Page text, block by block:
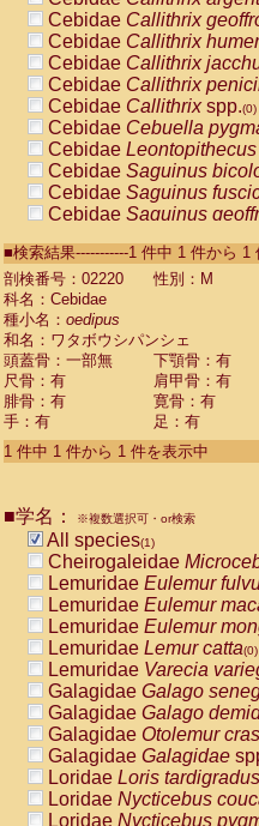
Cebidae Callithrix
Cebidae Callithrix
Cebidae Callithrix
Cebidae Callithrix
Cebidae Callithrixspp.(0)
Cebidae Cebuella
Cebidae
Cebidae Saguinus
Cebidae Saguinus
Cebidae Saguinus
CebidaeSaguinus
Cebidae Saguinus
Cebidae
Cebidae
CebidaeSaguinus
Cebidae Saguinus
Cebidae Saguinus
Cebidae Saguinusspp.
Cebidae Aotus trivirgatus
Cebidae Cebus albifrons
CebidaeCebus
CebidaeCebus
CebidaeSaimiri
CebidaeSaimiri
AtelidaeAlouatta caraya
AtelidaeAlouatta fusca(0)
AtelidaeAlouatta
AtelidaeAlouattaspp.(0)
AtelidaeAteles
AtelidaeAteles geoffroyi
AtelidaeAteles paniscus
AtelidaeAtelesspp.(0)
Atelidae Lagothrix
AtelidaeLagothrix
PitheciidaeCacajao
■検索結果-----------1 件中 1 件から 1
剖検番号：02220
性別：M
科名：Cebidae
種小名： oedipus
和名：ワタボウシパンシェ
頭蓋骨：一部無
下顎骨：有
尺骨：有
肩甲骨：有
腓骨：有
寛骨：有
手：有
足：有
1 件中 1 件から 1 件を表示中
■学名： ※複数選択可・or検索
All species(1)
Cheirogaleidae
Lemuridae Eulemur
Lemuridae Eulemur
Lemuridae Eulemur
Lemuridae Lemur catta(0)
Lemuridae Varecia
Galagidae Galago
Galagidae Galago
Galagidae Otolemur
Galagidae Galagidae
Loridae Loris tardigradus
Loridae Nycticebus
Loridae Nycticebus